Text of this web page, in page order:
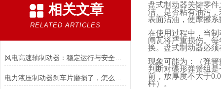
相关文章
RELATED ARTICLES
盘式制动器关键零
洁、是否粘有油污
表面沾油，使摩擦
在使用过程中，当
闸瓦将严重损伤。
换。盘式制动器必
现象可能为：（弹
判断对碟形弹簧组
前，放厚度不大于
样）。